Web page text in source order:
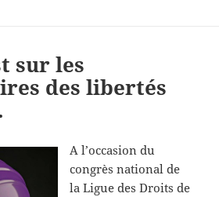
sur les
des libertés
A l’occasion du
congrès national de
la Ligue des Droits de